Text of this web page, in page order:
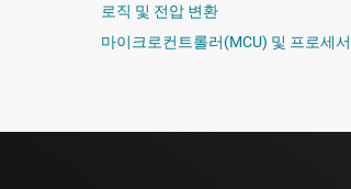
로직 및 전압 변환
마이크로컨트롤러(MCU) 및 프로세서